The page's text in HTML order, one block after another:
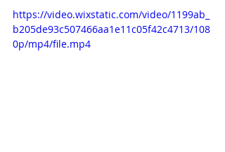
https://video.wixstatic.com/video/1199ab_
b205de93c507466aa1e11c05f42c4713/108
0p/mp4/file.mp4